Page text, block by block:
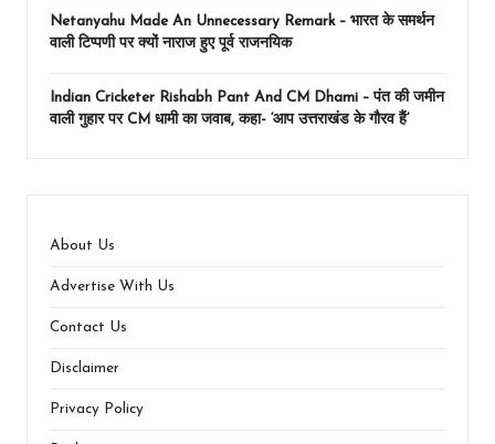
Netanyahu Made An Unnecessary Remark – भारत के समर्थन
वाली टिप्पणी पर क्यों नाराज हुए पूर्व राजनयिक
Indian Cricketer Rishabh Pant And CM Dhami – पंत की जमीन
वाली गुहार पर CM धामी का जवाब, कहा- ‘आप उत्तराखंड के गौरव हैं’
About Us
Advertise With Us
Contact Us
Disclaimer
Privacy Policy